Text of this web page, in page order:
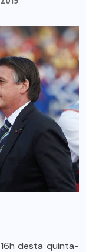
desta quinta-